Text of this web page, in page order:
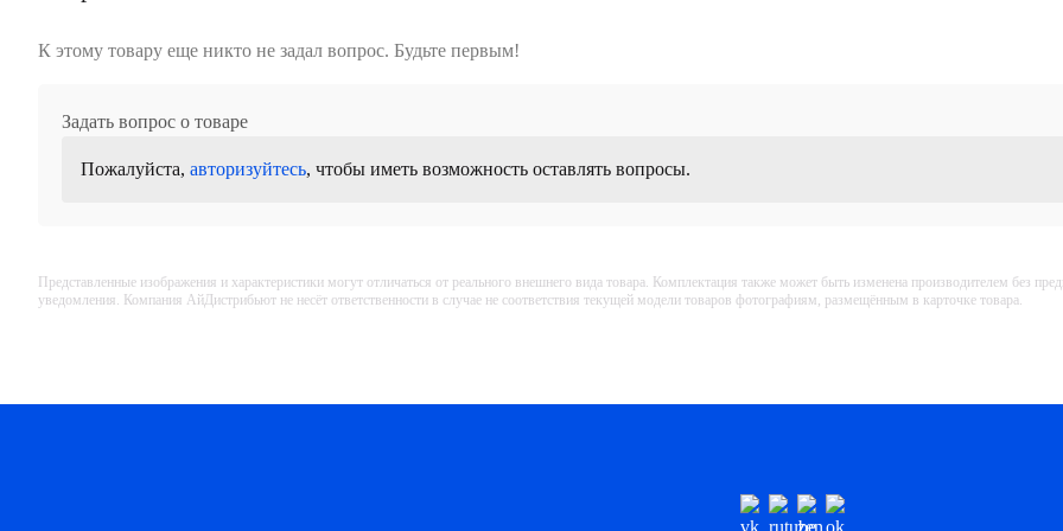
К этому товару еще никто не задал вопрос. Будьте первым!
Задать вопрос о товаре
Пожалуйста, авторизуйтесь, чтобы иметь возможность оставлять вопросы.
Представленные изображения и характеристики могут отличаться от реального внешнего вида товара. Комплектация также может быть изменена производителем без
уведомления. Компания АйДистрибьют не несёт ответственности в случае не соответствия текущей модели товаров фотографиям, размещённым в карточке товара.